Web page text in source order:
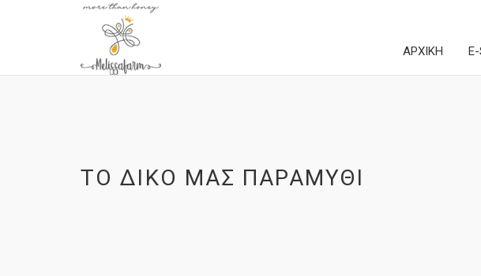
ΑΡΧΙΚΉ
ΤΟ ΔΙΚΟ ΜΑΣ ΠΑΡΑΜΥΘΙ